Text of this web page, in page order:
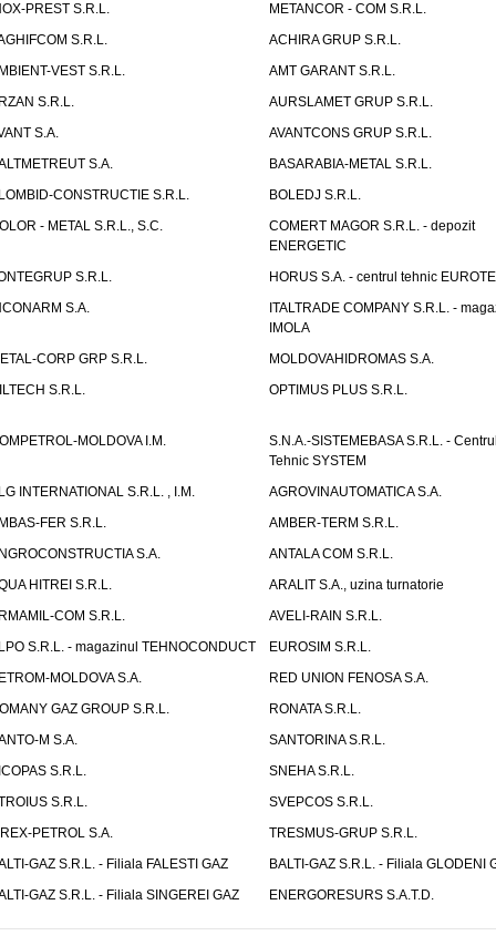
PREST S.R.L.
METANCOR - COM S.R.L.
S.R.L.
ACHIRA GRUP S.R.L.
VEST S.R.L.
AMT GARANT S.R.L.
S.R.L.
AURSLAMET GRUP S.R.L.
S.A.
AVANTCONS GRUP S.R.L.
S.A.
BASARABIA-METAL S.R.L.
CONSTRUCTIE S.R.L.
BOLEDJ S.R.L.
- METAL S.R.L., S.C.
COMERT MAGOR S.R.L. - depozit
ENERGETIC
S.R.L.
HORUS S.A. - centrul tehnic
S.A.
ITALTRADE COMPANY S.R.L. -
IMOLA
CORP GRP S.R.L.
MOLDOVAHIDROMAS S.A.
S.R.L.
OPTIMUS PLUS S.R.L.
MOLDOVA I.M.
S.N.A.-SISTEMEBASA S.R.L. -
Tehnic SYSTEM
INTERNATIONAL S.R.L. , I.M.
AGROVINAUTOMATICA S.A.
FER S.R.L.
AMBER-TERM S.R.L.
S.A.
ANTALA COM S.R.L.
HITREI S.R.L.
ARALIT S.A., uzina turnatorie
COM S.R.L.
AVELI-RAIN S.R.L.
S.R.L. - magazinul TEHNOCONDUCT
EUROSIM S.R.L.
MOLDOVA S.A.
RED UNION FENOSA S.A.
GAZ GROUP S.R.L.
RONATA S.R.L.
M S.A.
SANTORINA S.R.L.
S.R.L.
SNEHA S.R.L.
S.R.L.
SVEPCOS S.R.L.
PETROL S.A.
TRESMUS-GRUP S.R.L.
GAZ S.R.L. - Filiala FALESTI GAZ
BALTI-GAZ S.R.L. - Filiala GLODENI
GAZ S.R.L. - Filiala SINGEREI GAZ
ENERGORESURS S.A.T.D.